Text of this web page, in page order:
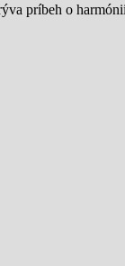
príbeh o